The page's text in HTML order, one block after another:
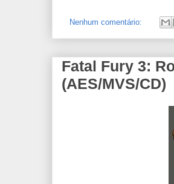
Nenhum comentário:
Fatal Fury 3:
(AES/MVS/CD)